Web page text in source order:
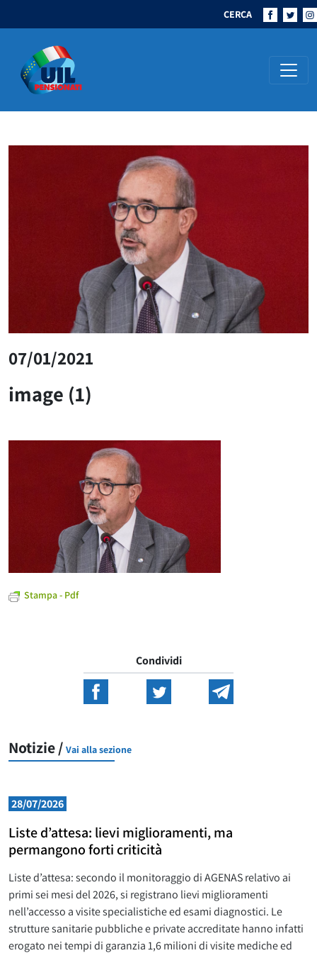
CERCA
Navigazione principale
07/01/2021
image (1)
Stampa - Pdf
Condividi
Notizie / Vai alla sezione
28/07/2026
Liste d’attesa: lievi miglioramenti, ma
permangono forti criticità
Liste d’attesa: secondo il monitoraggio di AGENAS relativo ai
primi sei mesi del 2026, si registrano lievi miglioramenti
nell’accesso a visite specialistiche ed esami diagnostici. Le
strutture sanitarie pubbliche e private accreditate hanno infatti
erogato nei tempi di garanzia 1,6 milioni di visite mediche ed